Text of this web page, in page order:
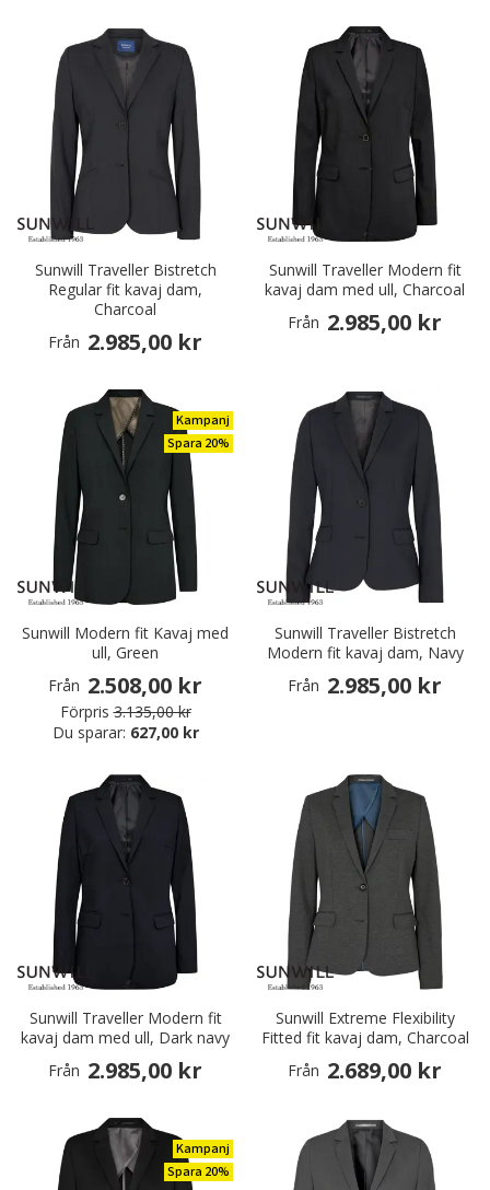
Sunwill Traveller Bistretch
Regular fit kavaj dam,
Charcoal
Från 2.985,00 kr
Sunwill Traveller Modern fit
kavaj dam med ull, Charcoal
Från 2.985,00 kr
Kampanj
Spara 20%
Sunwill Modern fit Kavaj med
ull, Green
Från 2.508,00 kr
Förpris 3.135,00 kr
Du sparar: 627,00 kr
Sunwill Traveller Bistretch
Modern fit kavaj dam, Navy
Från 2.985,00 kr
Sunwill Traveller Modern fit
kavaj dam med ull, Dark navy
Från 2.985,00 kr
Sunwill Extreme Flexibility
Fitted fit kavaj dam, Charcoal
Från 2.689,00 kr
Kampanj
Spara 20%